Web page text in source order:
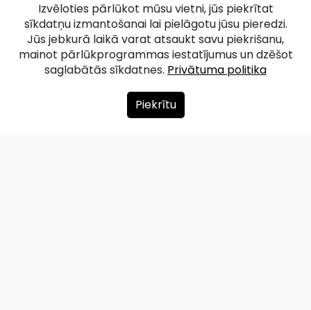
Par mums
Izvēloties pārlūkot mūsu vietni, jūs piekrītat
sīkdatņu izmantošanai lai pielāgotu jūsu pieredzi.
Jūs jebkurā laikā varat atsaukt savu piekrišanu,
mainot pārlūkprogrammas iestatījumus un dzēšot
saglabātās sīkdatnes. Privātuma politika
Piekrītu